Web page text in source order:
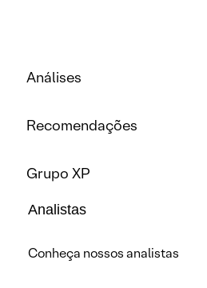
Análises
Recomendações
Grupo XP
Analistas
Conheça nossos analistas